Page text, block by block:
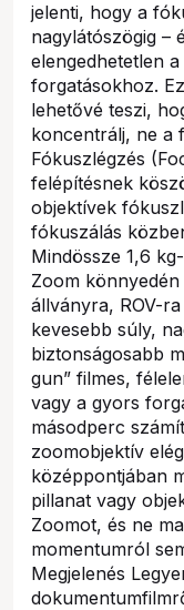
jelenti, hogy a
nagylátószögig –
elengedhetetlen
forgatásokhoz.
lehetővé teszi,
koncentrálj, ne a
Fókuszlégzés
felépítésnek
objektívek
fókuszálás
Mindössze 1,6
Zoom
állványra, ROV-
kevesebb súly,
biztonságosabb
gun” filmes,
vagy a gyors
másodperc
zoomobjektív
középpontjában
pillanat vagy
Zoomot, és ne
momentumról
Megjelenés